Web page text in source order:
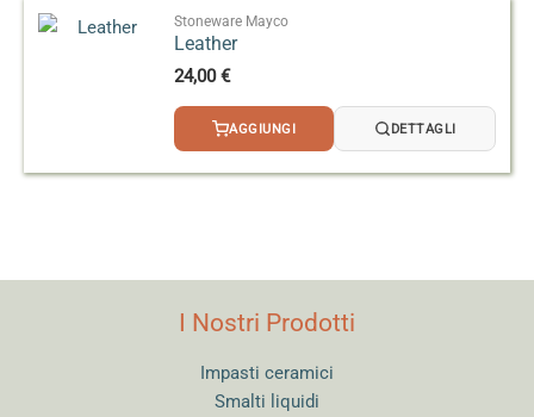
Stoneware Mayco
Leather
24,00€
AGGIUNGI DETTAGLI
I Nostri Prodotti
Impasti ceramici
Smalti liquidi